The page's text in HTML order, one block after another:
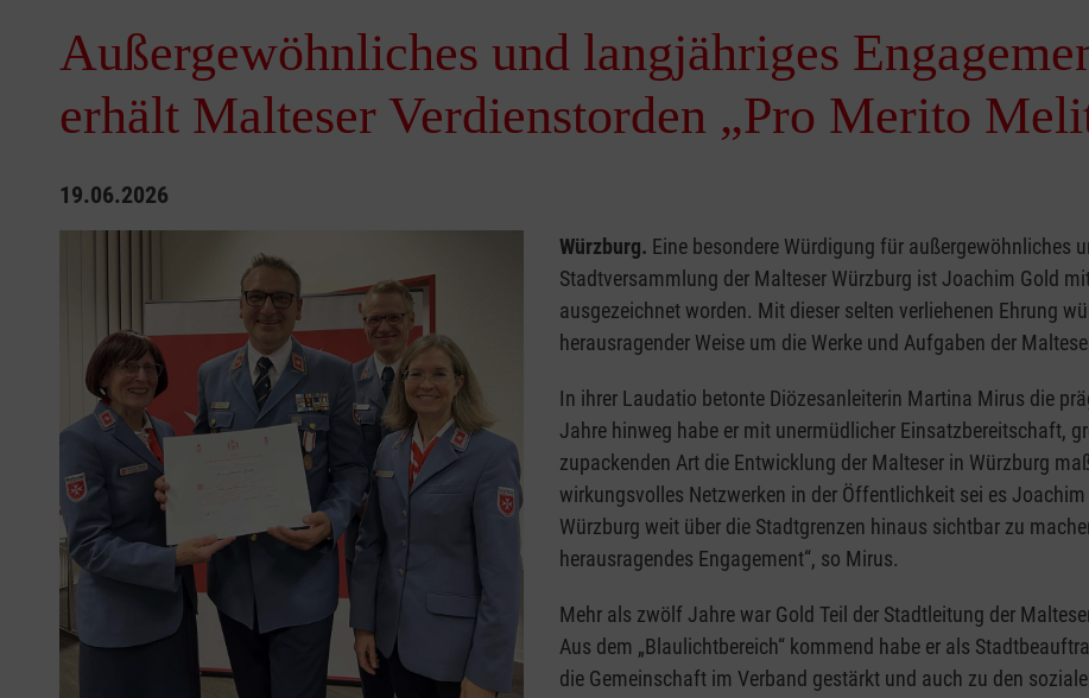
Außergewöhnliches und langjähriges
erhält Malteser Verdienstorden „Pro Merito
19.06.2026
Würzburg. Eine besondere Würdigung für außergewöhnliches
Stadtversammlung der Malteser Würzburg ist Joachim Gold
ausgezeichnet worden. Mit dieser selten verliehenen Ehrung
herausragender Weise um die Werke und Aufgaben der
In ihrer Laudatio betonte Diözesanleiterin Martina Mirus die
Jahre hinweg habe er mit unermüdlicher Einsatzbereitschaft,
zupackenden Art die Entwicklung der Malteser in Würzburg
wirkungsvolles Netzwerken in der Öffentlichkeit sei es
Würzburg weit über die Stadtgrenzen hinaus sichtbar zu
herausragendes Engagement“, so Mirus.
Mehr als zwölf Jahre war Gold Teil der Stadtleitung der
Aus dem „Blaulichtbereich“ kommend habe er als
die Gemeinschaft im Verband gestärkt und auch zu den